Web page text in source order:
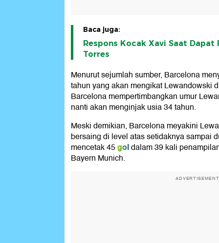
Baca juga:
Respons Kocak Xavi Saat
Torres
Menurut sejumlah sumber, Barcelona
tahun yang akan mengikat Lewandowski
Barcelona mempertimbangkan umur
nanti akan menginjak usia 34 tahun.
Meski demikian, Barcelona meyakini
bersaing di level atas setidaknya sampai
mencetak 45goldalam 39 kali
Bayern Munich.
ADVERTISEMENT